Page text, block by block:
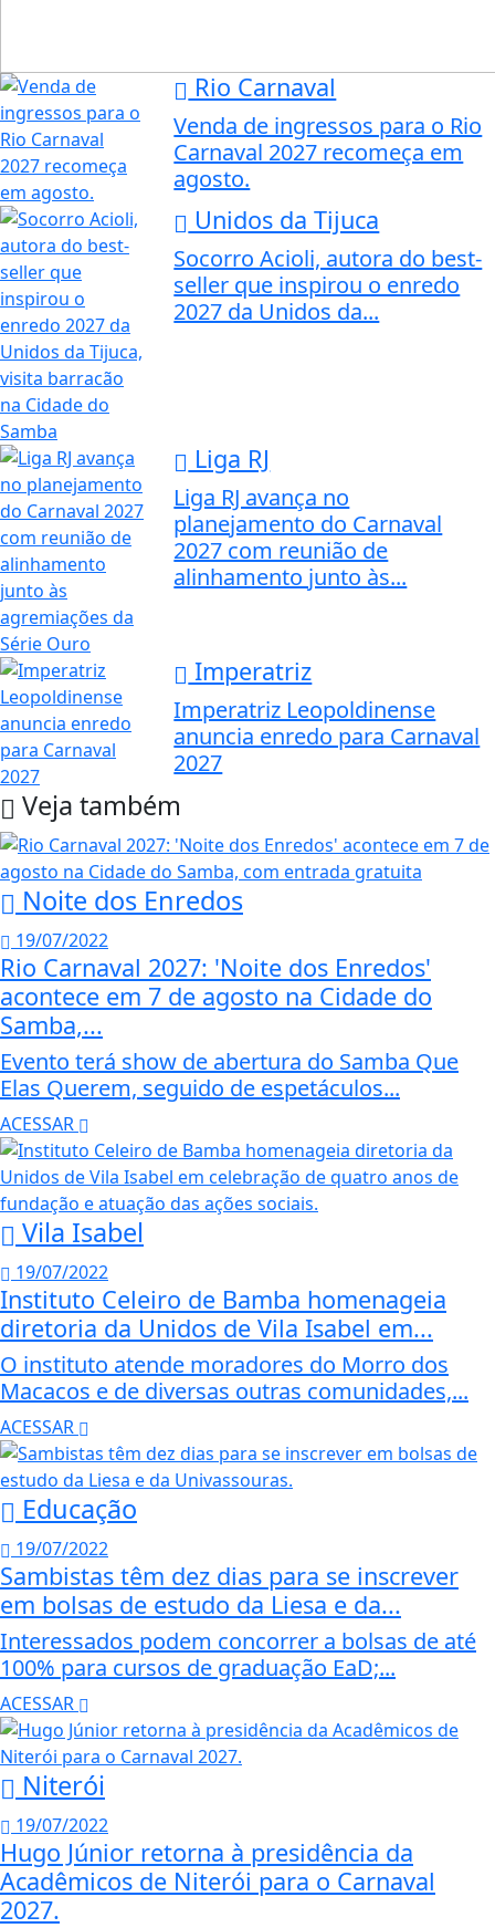
Rio Carnaval
Venda de ingressos para o Rio
Carnaval 2027 recomeça em
agosto.
Unidos da Tijuca
Socorro Acioli, autora do best-
seller que inspirou o enredo
2027 da Unidos da...
Liga RJ
Liga RJ avança no
planejamento do Carnaval
2027 com reunião de
alinhamento junto às...
Imperatriz
Imperatriz Leopoldinense
anuncia enredo para Carnaval
2027
Veja também
Noite dos Enredos
19/07/2022
Rio Carnaval 2027: 'Noite dos Enredos'
acontece em 7 de agosto na Cidade do
Samba,...
Evento terá show de abertura do Samba Que
Elas Querem, seguido de espetáculos...
ACESSAR
Vila Isabel
19/07/2022
Instituto Celeiro de Bamba homenageia
diretoria da Unidos de Vila Isabel em...
O instituto atende moradores do Morro dos
Macacos e de diversas outras comunidades,...
ACESSAR
Educação
19/07/2022
Sambistas têm dez dias para se inscrever
em bolsas de estudo da Liesa e da...
Interessados podem concorrer a bolsas de até
100% para cursos de graduação EaD;...
ACESSAR
Niterói
19/07/2022
Hugo Júnior retorna à presidência da
Acadêmicos de Niterói para o Carnaval
2027.